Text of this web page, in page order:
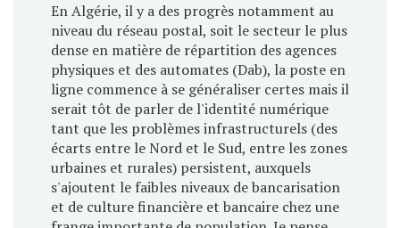
En Algérie, il y a des progrès notamment au
niveau du réseau postal, soit le secteur le plus
dense en matière de répartition des agences
physiques et des automates (Dab), la poste en
ligne commence à se généraliser certes mais il
serait tôt de parler de l'identité numérique
tant que les problèmes infrastructurels (des
écarts entre le Nord et le Sud, entre les zones
urbaines et rurales) persistent, auxquels
s'ajoutent le faibles niveaux de bancarisation
et de culture financière et bancaire chez une